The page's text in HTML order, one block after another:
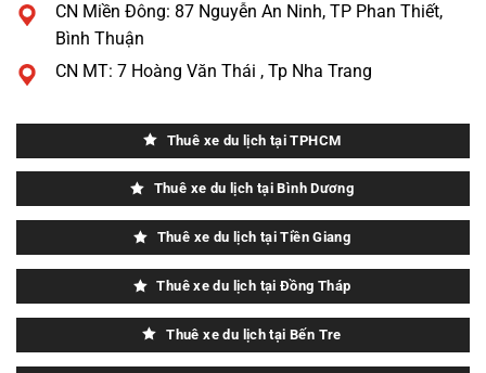
CN Miền Đông: 87 Nguyễn An Ninh, TP Phan Thiết,
Bình Thuận
CN MT: 7 Hoàng Văn Thái , Tp Nha Trang
Thuê xe du lịch tại TPHCM
Thuê xe du lịch tại Bình Dương
Thuê xe du lịch tại Tiền Giang
Thuê xe du lịch tại Đồng Tháp
Thuê xe du lịch tại Bến Tre